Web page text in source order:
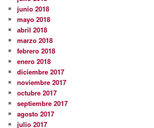
junio 2018
mayo 2018
abril 2018
marzo 2018
febrero 2018
enero 2018
diciembre 2017
noviembre 2017
octubre 2017
septiembre 2017
agosto 2017
julio 2017